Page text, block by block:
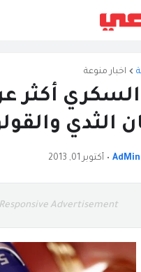
اخبار منوعة
أكثر
الثدي
AdMin
• أكتوبر 01, 2013
Responsive Advertisement